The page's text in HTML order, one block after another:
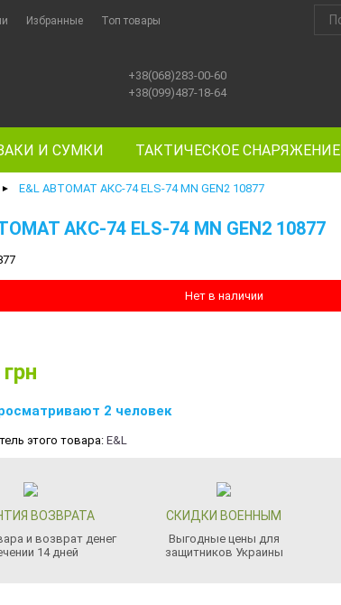
Избранные Топ товары
+38(068)283-00-60
+38(099)487-18-64
И СУМКИ ТАКТИЧЕСКОЕ СНАРЯЖЕНИЕ
► E&L АВТОМАТ АКС-74 ELS-74 MN GEN2 10877
АКС-74 ELS-74 MN GEN2 10877
Нет в наличии
грн
2 человек
этого товара:E&L
ВОЗВРАТА
и возврат денег
14 дней
СКИДКИ ВОЕННЫМ
Выгодные цены для
защитников Украины